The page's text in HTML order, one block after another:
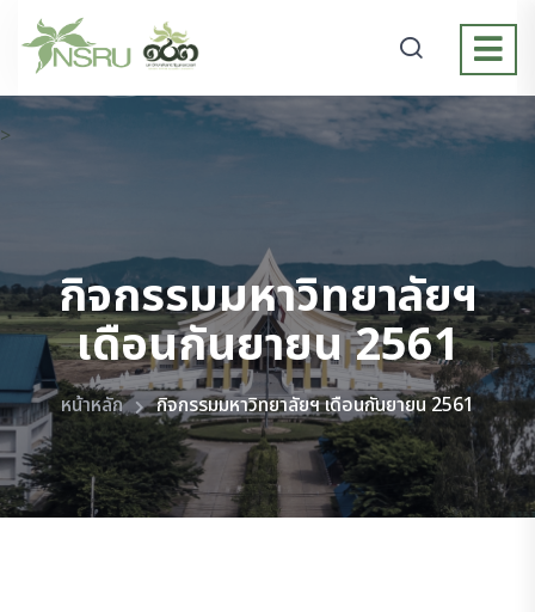
>
กิจกรรมมหาวิทยาลัยฯ
เดือนกันยายน 2561
หน้าหลัก กิจกรรมมหาวิทยาลัยฯ เดือนกันยายน 2561